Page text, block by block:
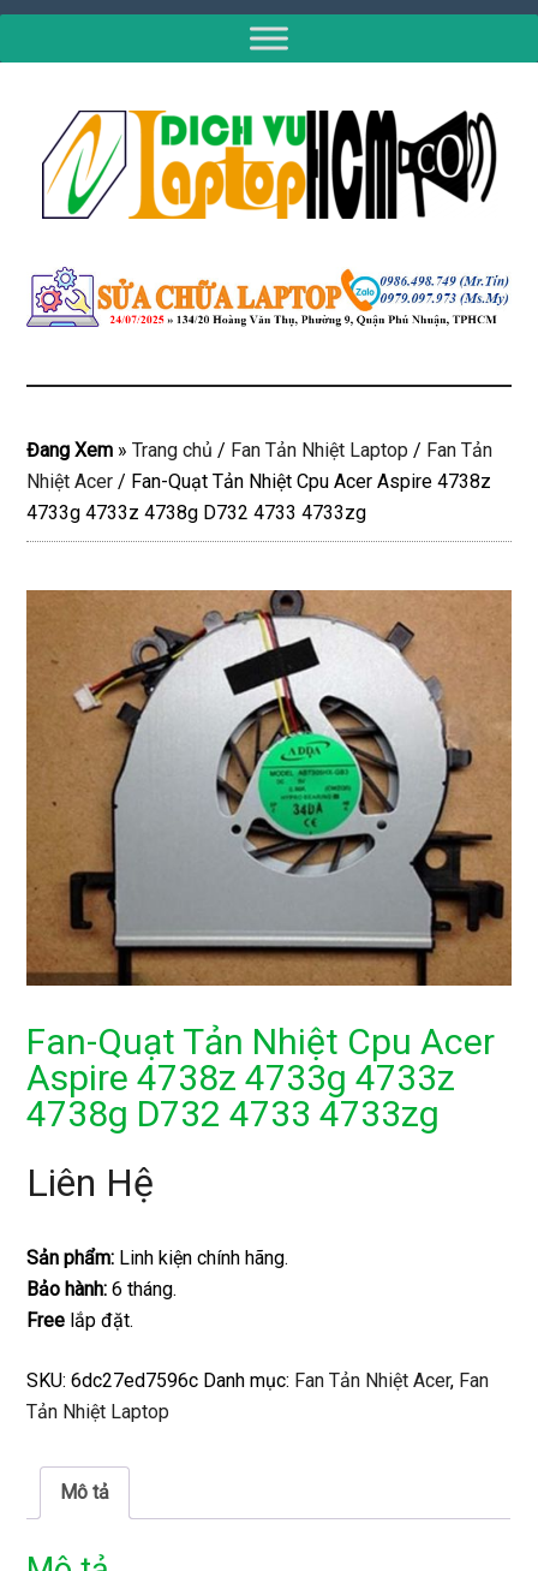
Đang Xem »Trang chủ / Fan Tản Nhiệt Laptop / Fan Tản
Nhiệt Acer / Fan-Quạt Tản Nhiệt Cpu Acer Aspire 4738z
4733g 4733z 4738g D732 4733 4733zg
Fan-Quạt Tản Nhiệt Cpu Acer
Aspire 4738z 4733g 4733z
4738g D732 4733 4733zg
Liên Hệ
Sản phẩm: Linh kiện chính hãng.
Bảo hành: 6 tháng.
Free lắp đặt.
SKU:6dc27ed7596c Danh mục: Fan Tản Nhiệt Acer, Fan
Tản Nhiệt Laptop
Mô tả